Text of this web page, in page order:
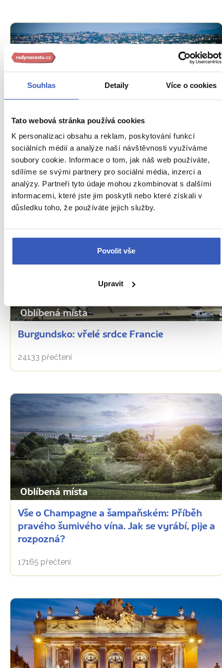
Souhlas Detaily Více o cookies
Tato webová stránka používá cookies
K personalizaci obsahu a reklam, poskytování funkcí
sociálních médií a analýze naší návštěvnosti využíváme
soubory cookie. Informace o tom, jak náš web používáte,
sdílíme se svými partnery pro sociální média, inzerci a
analýzy. Partneři tyto údaje mohou zkombinovat s dalšími
informacemi, které jste jim poskytli nebo které získali v
důsledku toho, že používáte jejich služby.
Povolit vše
Upravit
Oblíbená místa
Azurové pobřeží: tam, kde se romantika z
filmového plátna stává realitou
47335 přečtení
Oblíbená místa
Burgundsko: vřelé srdce Francie
24133 přečtení
Oblíbená místa
Vše o Champagne a šampaňském: Příběh
pravého šumivého vína. Jak se vyrábí, pije a
rozpozná?
17165 přečtení